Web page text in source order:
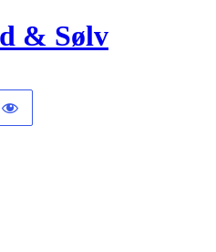
& Sølv